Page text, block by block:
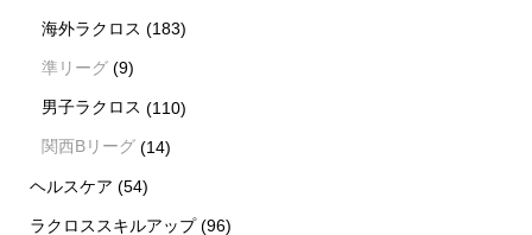
海外ラクロス (183)
準リーグ (9)
男子ラクロス (110)
関西Bリーグ (14)
ヘルスケア (54)
ラクロススキルアップ(96)